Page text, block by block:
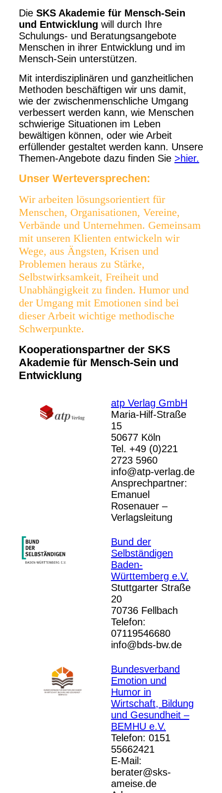
Die SKS Akademie für Mensch-Sein
und Entwicklung will durch Ihre
Schulungs- und Beratungsangebote
Menschen in ihrer Entwicklung und im
Mensch-Sein unterstützen.
Mit interdisziplinären und ganzheitlichen
Methoden beschäftigen wir uns damit,
wie der zwischenmenschliche Umgang
verbessert werden kann, wie Menschen
schwierige Situationen im Leben
bewältigen können, oder wie Arbeit
erfüllender gestaltet werden kann. Unsere
Themen-Angebote dazu finden Sie >hier.
Unser Werteversprechen:
Wir arbeiten lösungsorientiert für
Menschen, Organisationen, Vereine,
Verbände und Unternehmen. Gemeinsam
mit unseren Klienten entwickeln wir
Wege, aus Ängsten, Krisen und
Problemen heraus zu Stärke,
Selbstwirksamkeit, Freiheit und
Unabhängigkeit zu finden. Humor und
der Umgang mit Emotionen sind bei
dieser Arbeit wichtige methodische
Schwerpunkte.
Kooperationspartner der SKS
Akademie für Mensch-Sein und
Entwicklung
atp Verlag GmbH
Maria-Hilf-Straße
15
50677 Köln
Tel. +49 (0)221
2723 5960
info@atp-verlag.de
Ansprechpartner:
Emanuel
Rosenauer –
Verlagsleitung
Bund der
Selbständigen
Baden-
Württemberg e.V.
Stuttgarter Straße
20
70736 Fellbach
Telefon:
07119546680
info@bds-bw.de
Bundesverband
Emotion und
Humor in
Wirtschaft, Bildung
und Gesundheit –
BEMHU e.V.
Telefon: ‭0151
55662421‬
E-Mail:
berater@sks-
ameise.de